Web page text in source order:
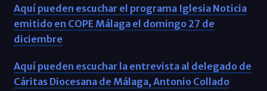
Aquí pueden escuchar el programa Iglesia Noticia
emitido en COPE Málaga el domingo 27 de
diciembre
Aquí pueden escuchar la entrevista al delegado de
Cáritas Diocesana de Málaga, Antonio Collado